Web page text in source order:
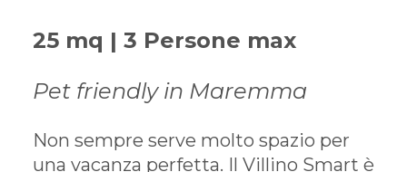
25 mq | 3 Persone max
Pet friendly in Maremma
Non sempre serve molto spazio per
una vacanza perfetta. Il Villino Smart è